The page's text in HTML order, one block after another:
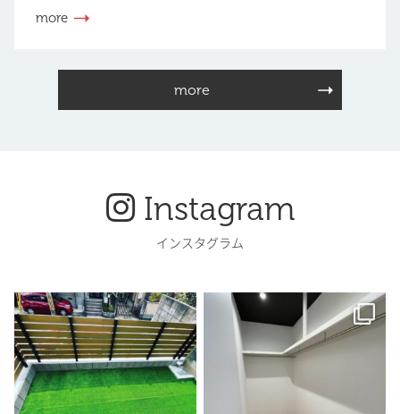
more
more
Instagram
インスタグラム